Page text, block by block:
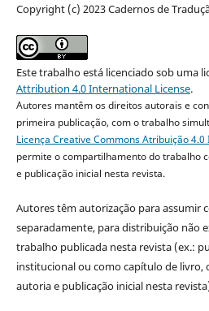
Copyright (c) 2023 Cadernos de
Este trabalho está licenciado sob uma
Attribution 4.0 International License.
Autores mantêm os direitos autorais e
primeira publicação, com o trabalho
Licença Creative Commons Atribuição 4.0
permite o compartilhamento do trabalho
e publicação inicial nesta revista.
Autores têm autorização para assumir
separadamente, para distribuição não
trabalho publicada nesta revista (ex.:
institucional ou como capítulo de livro,
autoria e publicação inicial nesta